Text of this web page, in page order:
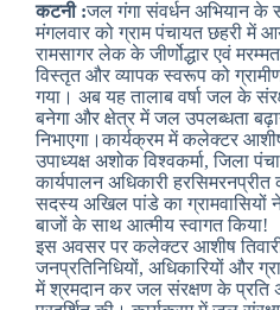
कटनी :जल गंगा संवर्धन अभियान के
मंगलवार को ग्राम पंचायत छहरी में
रामसागर लेक के जीर्णोद्धार एवं
विस्तृत और व्यापक स्वरूप को
गया। अब यह तालाब वर्षा जल के
बनेगा और क्षेत्र में जल उपलब्धता
निभाएगा।कार्यक्रम में कलेक्टर
उपाध्यक्ष अशोक विश्वकर्मा, जिला
कार्यपालन अधिकारी
सदस्य अखिल पांडे का ग्रामवासियों
बाजों के साथ आत्मीय स्वागत किया!
इस अवसर पर कलेक्टर आशीष
जनप्रतिनिधियों, अधिकारियों और
में श्रमदान कर जल संरक्षण के प्रति